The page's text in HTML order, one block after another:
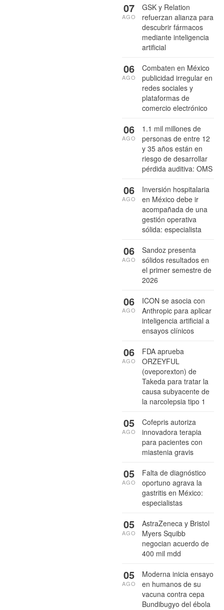
GSK y Relation
refuerzan alianza para
descubrir fármacos
mediante inteligencia
artificial
07
AGO
Combaten en México
publicidad irregular en
redes sociales y
plataformas de
comercio electrónico
06
AGO
1.1 mil millones de
personas de entre 12
y 35 años están en
riesgo de desarrollar
pérdida auditiva: OMS
06
AGO
Inversión hospitalaria
en México debe ir
acompañada de una
gestión operativa
sólida: especialista
06
AGO
Sandoz presenta
sólidos resultados en
el primer semestre de
2026
06
AGO
ICON se asocia con
Anthropic para aplicar
inteligencia artificial a
ensayos clínicos
06
AGO
FDA aprueba
ORZEYFUL
(oveporexton) de
Takeda para tratar la
causa subyacente de
la narcolepsia tipo 1
06
AGO
Cofepris autoriza
innovadora terapia
para pacientes con
miastenia gravis
05
AGO
Falta de diagnóstico
oportuno agrava la
gastritis en México:
especialistas
05
AGO
AstraZeneca y Bristol
Myers Squibb
negocian acuerdo de
400 mil mdd
05
AGO
Moderna inicia ensayo
en humanos de su
vacuna contra cepa
Bundibugyo del ébola
05
AGO